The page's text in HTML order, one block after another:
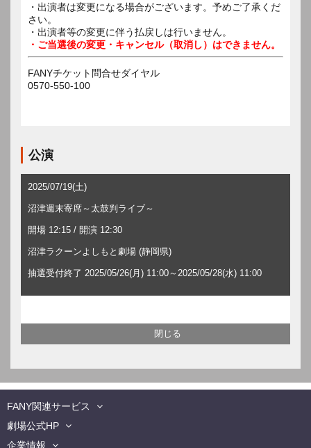
・出演者は変更になる場合がございます。予めご了承くだ
さい。
・出演者等の変更に伴う払戻しは行いません。
・ご当選後の変更・キャンセル（取消し）はできません。
FANYチケット問合せダイヤル
0570-550-100
公演
2025/07/19(土)
沼津週末寄席～太鼓判ライブ～
開場 12:15 / 開演 12:30
沼津ラクーンよしもと劇場 (静岡県)
抽選受付終了 2025/05/26(月) 11:00～2025/05/28(水) 11:00
FANY関連サービス
劇場公式HP
企業情報